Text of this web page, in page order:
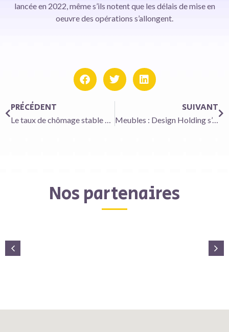
lancée en 2022, même s’ils notent que les délais de mise en
oeuvre des opérations s’allongent.
PRÉCÉDENT
Le taux de chômage stable au premier trimestre
SUIVANT
Meubles : Design Holding s’enrichit en marques nordiques
Nos partenaires